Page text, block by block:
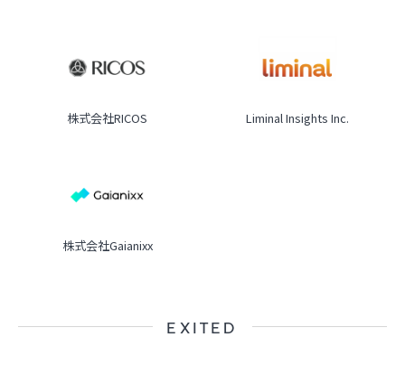
株式会社RICOS Liminal Insights Inc.
株式会社Gaianixx
EXITED